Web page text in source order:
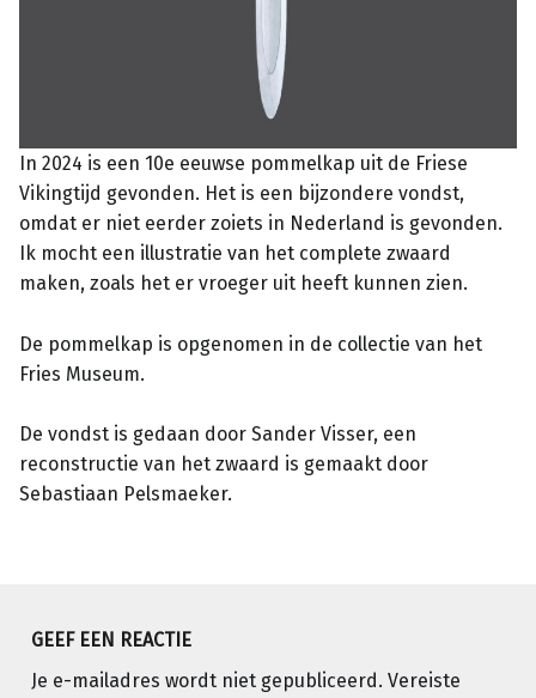
In 2024 is een 10e eeuwse pommelkap uit de Friese
Vikingtijd gevonden. Het is een bijzondere vondst,
omdat er niet eerder zoiets in Nederland is gevonden.
Ik mocht een illustratie van het complete zwaard
maken, zoals het er vroeger uit heeft kunnen zien.
De pommelkap is opgenomen in de collectie van het
Fries Museum.
De vondst is gedaan door Sander Visser, een
reconstructie van het zwaard is gemaakt door
Sebastiaan Pelsmaeker.
GEEF EEN REACTIE
Je e-mailadres wordt niet gepubliceerd. Vereiste